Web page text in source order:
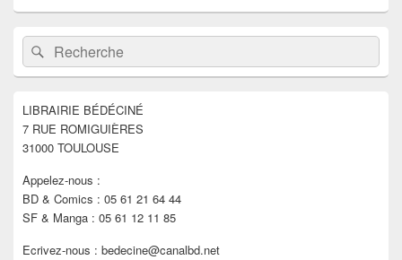
Zone
principale
de
widget
barre
latérale
Recherche :Rechercher
LIBRAIRIE BÉDÉCINÉ
7 RUE ROMIGUIÈRES
31000 TOULOUSE
Appelez-nous :
BD & Comics : 05 61 21 64 44
SF & Manga : 05 61 12 11 85
Ecrivez-nous : bedecine@canalbd.net